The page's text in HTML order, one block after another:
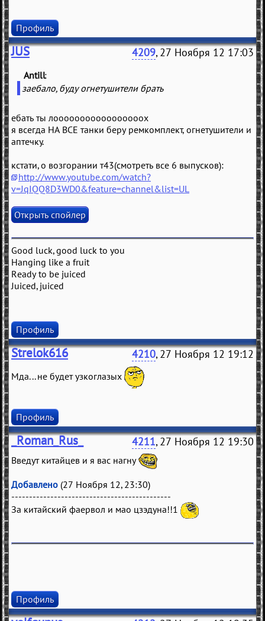
Профиль
JUS 4209, 27 Ноября 12 17:03
Antill
заебало, буду огнетушители брать
ебать ты лооооооооооооооооох
я всегда НА ВСЕ танки беру ремкомплект, огнетушители и
аптечку.
кстати, о возгорании т43(смотреть все 6 выпусков):
http://www.youtube.com/watch?
v=JqIQQ8D3WD0&feature=channel&list=UL
Good luck, good luck to you
Hanging like a fruit
Ready to be juiced
Juiced, juiced
Профиль
Strelok616 4210, 27 Ноября 12 19:12
Мда... не будет узкоглазых
Профиль
_Roman_Rus_ 4211, 27 Ноября 12 19:30
Введут китайцев и я вас нагну
Добавлено (27 Ноября 12, 23:30)
---------------------------------------------
За китайский фаервол и мао цзэдуна!!1
Профиль